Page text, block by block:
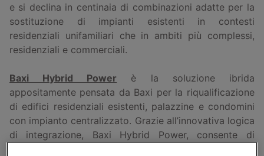
e si declina in centinaia di combinazioni adatte per la
sostituzione di impianti esistenti in contesti
residenziali unifamiliari che in ambiti più complessi,
residenziali e commerciali.
Baxi Hybrid Power è la soluzione ibrida
appositamente pensata da Baxi per la riqualificazione
di edifici residenziali esistenti, palazzine e condomini
con impianto centralizzato. Grazie all’innovativa logica
di integrazione, Baxi Hybrid Power, consente di